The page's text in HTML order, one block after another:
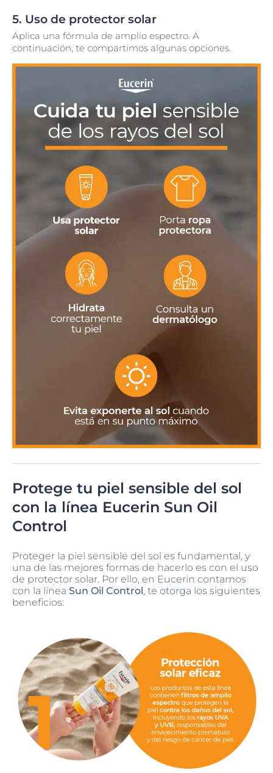
5. Uso de protector solar
Aplica una fórmula de amplio espectro. A
continuación, te compartimos algunas opciones.
Protege tu piel sensible del sol
con la línea Eucerin Sun Oil
Control
Proteger la piel sensible del sol es fundamental, y
una de las mejores formas de hacerlo es con el uso
de protector solar. Por ello, en Eucerin contamos
con la línea Sun Oil Control , te otorga los siguientes
beneficios: